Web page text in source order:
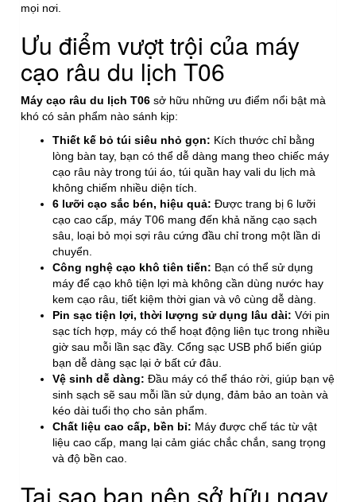
mọi nơi.
Ưu điểm vượt trội của máy
cạo râu du lịch T06
Máy cạo râu du lịch T06 sở hữu những ưu điểm nổi bật mà
khó có sản phẩm nào sánh kịp:
Thiết kế bỏ túi siêu nhỏ gọn: Kích thước chỉ bằng
lòng bàn tay, bạn có thể dễ dàng mang theo chiếc máy
cạo râu này trong túi áo, túi quần hay vali du lịch mà
không chiếm nhiều diện tích.
6 lưỡi cạo sắc bén, hiệu quả: Được trang bị 6 lưỡi
cạo cao cấp, máy T06 mang đến khả năng cạo sạch
sâu, loại bỏ mọi sợi râu cứng đầu chỉ trong một lần di
chuyển.
Công nghệ cạo khô tiên tiến: Bạn có thể sử dụng
máy để cạo khô tiện lợi mà không cần dùng nước hay
kem cạo râu, tiết kiệm thời gian và vô cùng dễ dàng.
Pin sạc tiện lợi, thời lượng sử dụng lâu dài: Với pin
sạc tích hợp, máy có thể hoạt động liên tục trong nhiều
giờ sau mỗi lần sạc đầy. Cổng sạc USB phổ biến giúp
bạn dễ dàng sạc lại ở bất cứ đâu.
Vệ sinh dễ dàng: Đầu máy có thể tháo rời, giúp bạn vệ
sinh sạch sẽ sau mỗi lần sử dụng, đảm bảo an toàn và
kéo dài tuổi thọ cho sản phẩm.
Chất liệu cao cấp, bền bỉ: Máy được chế tác từ vật
liệu cao cấp, mang lại cảm giác chắc chắn, sang trọng
và độ bền cao.
Tại sao bạn nên sở hữu ngay